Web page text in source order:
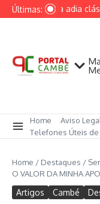
Ir para o conteúdo
Últimas:
Ventania adia
Home Aviso Legal
Telefones Úteis de
Home / Destaques /
O VALOR DA MINHA
Artigos Cambé